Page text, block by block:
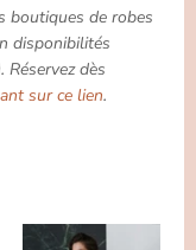
boutiques de robes
disponibilités
dès
sur ce lien.